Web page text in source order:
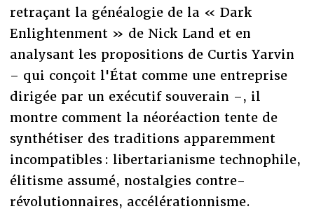
retraçant la généalogie de la « Dark
Enlightenment » de Nick Land et en
analysant les propositions de Curtis Yarvin
– qui conçoit l'État comme une entreprise
dirigée par un exécutif souverain –, il
montre comment la néoréaction tente de
synthétiser des traditions apparemment
incompatibles : libertarianisme technophile,
élitisme assumé, nostalgies contre-
révolutionnaires, accélérationnisme.